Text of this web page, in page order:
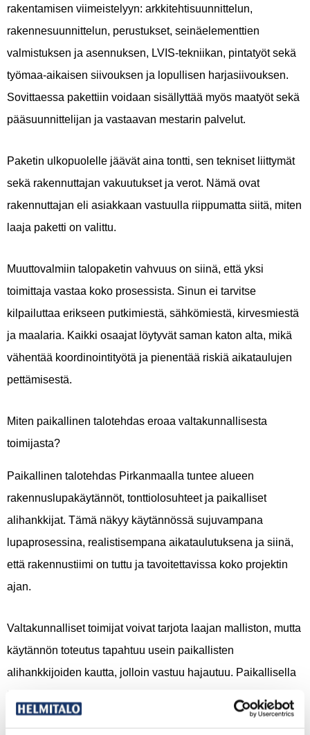
rakentamisen viimeistelyyn: arkkitehtisuunnittelun,
rakennesuunnittelun, perustukset, seinäelementtien
valmistuksen ja asennuksen, LVIS-tekniikan, pintatyöt sekä
työmaa-aikaisen siivouksen ja lopullisen harjasiivouksen.
Sovittaessa pakettiin voidaan sisällyttää myös maatyöt sekä
pääsuunnittelijan ja vastaavan mestarin palvelut.
Paketin ulkopuolelle jäävät aina tontti, sen tekniset liittymät
sekä rakennuttajan vakuutukset ja verot. Nämä ovat
rakennuttajan eli asiakkaan vastuulla riippumatta siitä, miten
laaja paketti on valittu.
Muuttovalmiin talopaketin vahvuus on siinä, että yksi
toimittaja vastaa koko prosessista. Sinun ei tarvitse
kilpailuttaa erikseen putkimiestä, sähkömiestä, kirvesmiestä
ja maalaria. Kaikki osaajat löytyvät saman katon alta, mikä
vähentää koordinointityötä ja pienentää riskiä aikataulujen
pettämisestä.
Miten paikallinen talotehdas eroaa valtakunnallisesta
toimijasta?
Paikallinen talotehdas Pirkanmaalla tuntee alueen
rakennuslupakäytännöt, tonttiolosuhteet ja paikalliset
alihankkijat. Tämä näkyy käytännössä sujuvampana
lupaprosessina, realistisempana aikataulutuksena ja siinä,
että rakennustiimi on tuttu ja tavoitettavissa koko projektin
ajan.
Valtakunnalliset toimijat voivat tarjota laajan malliston, mutta
käytännön toteutus tapahtuu usein paikallisten
alihankkijoiden kautta, jolloin vastuu hajautuu. Paikallisella
talotehtaalla on oma rakennustiimi, joka tuntee alueen
olosuhteet ja vastaa laadusta suoraan.